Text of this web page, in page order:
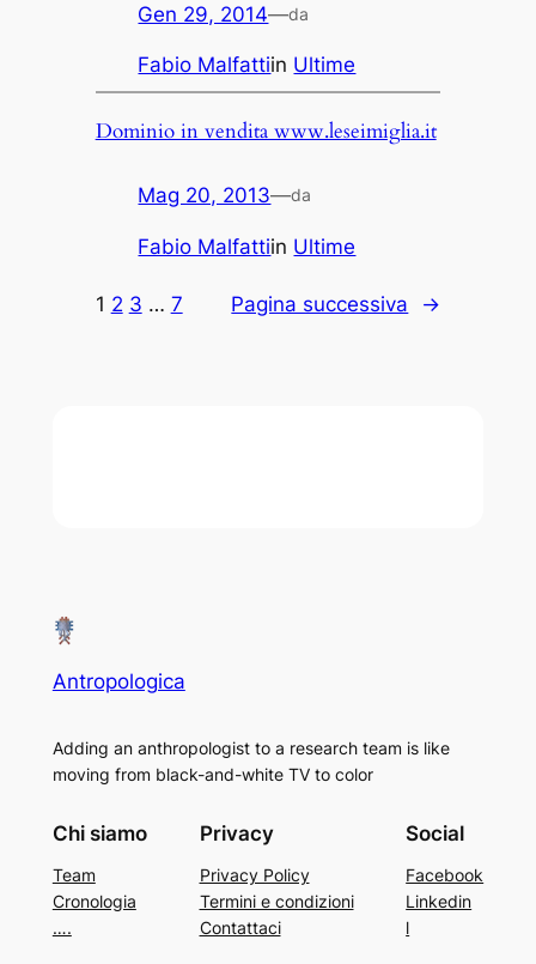
Gen 29, 2014—da
Fabio Malfattiin Ultime
Dominio in vendita www.leseimiglia.it
Mag 20, 2013—da
Fabio Malfattiin Ultime
1 2 3 … 7 Pagina successiva →
Antropologica
Adding an anthropologist to a research team is like
moving from black-and-white TV to color
Chi siamo
Team
Cronologia
….
Privacy
Privacy Policy
Termini e condizioni
Contattaci
Social
Facebook
Linkedin
l